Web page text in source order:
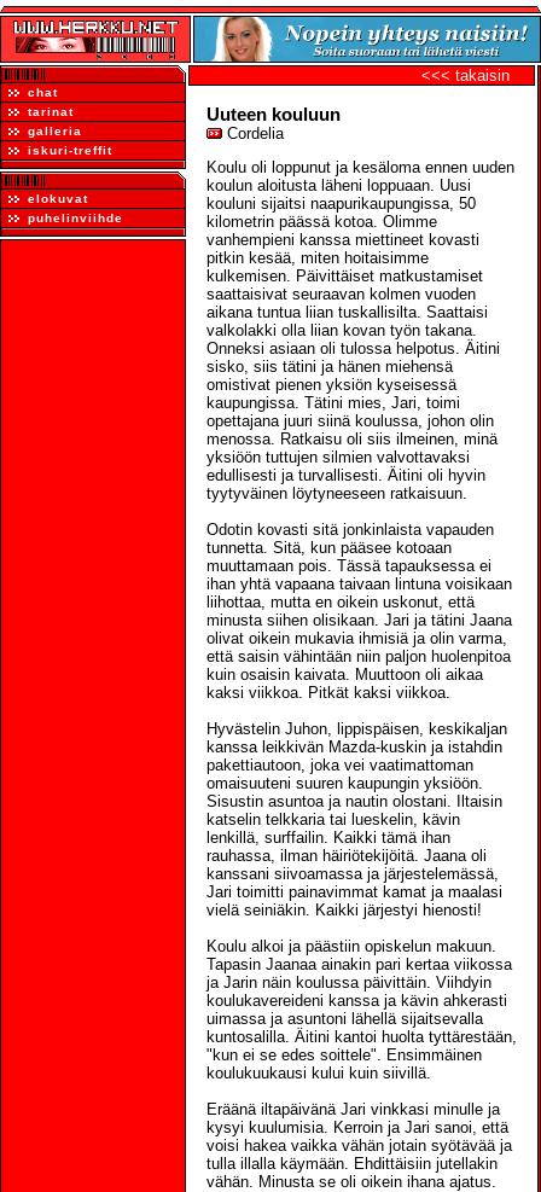
chat
tarinat
galleria
iskuri-treffit
elokuvat
puhelinviihde
<<< takaisin
Uuteen kouluun
Cordelia
Koulu oli loppunut ja kesäloma ennen uuden
koulun aloitusta läheni loppuaan. Uusi
kouluni sijaitsi naapurikaupungissa, 50
kilometrin päässä kotoa. Olimme
vanhempieni kanssa miettineet kovasti
pitkin kesää, miten hoitaisimme
kulkemisen. Päivittäiset matkustamiset
saattaisivat seuraavan kolmen vuoden
aikana tuntua liian tuskallisilta. Saattaisi
valkolakki olla liian kovan työn takana.
Onneksi asiaan oli tulossa helpotus. Äitini
sisko, siis tätini ja hänen miehensä
omistivat pienen yksiön kyseisessä
kaupungissa. Tätini mies, Jari, toimi
opettajana juuri siinä koulussa, johon olin
menossa. Ratkaisu oli siis ilmeinen, minä
yksiöön tuttujen silmien valvottavaksi
edullisesti ja turvallisesti. Äitini oli hyvin
tyytyväinen löytyneeseen ratkaisuun.
Odotin kovasti sitä jonkinlaista vapauden
tunnetta. Sitä, kun pääsee kotoaan
muuttamaan pois. Tässä tapauksessa ei
ihan yhtä vapaana taivaan lintuna voisikaan
liihottaa, mutta en oikein uskonut, että
minusta siihen olisikaan. Jari ja tätini Jaana
olivat oikein mukavia ihmisiä ja olin varma,
että saisin vähintään niin paljon huolenpitoa
kuin osaisin kaivata. Muuttoon oli aikaa
kaksi viikkoa. Pitkät kaksi viikkoa.
Hyvästelin Juhon, lippispäisen, keskikaljan
kanssa leikkivän Mazda-kuskin ja istahdin
pakettiautoon, joka vei vaatimattoman
omaisuuteni suuren kaupungin yksiöön.
Sisustin asuntoa ja nautin olostani. Iltaisin
katselin telkkaria tai lueskelin, kävin
lenkillä, surffailin. Kaikki tämä ihan
rauhassa, ilman häiriötekijöitä. Jaana oli
kanssani siivoamassa ja järjestelemässä,
Jari toimitti painavimmat kamat ja maalasi
vielä seiniäkin. Kaikki järjestyi hienosti!
Koulu alkoi ja päästiin opiskelun makuun.
Tapasin Jaanaa ainakin pari kertaa viikossa
ja Jarin näin koulussa päivittäin. Viihdyin
koulukavereideni kanssa ja kävin ahkerasti
uimassa ja asuntoni lähellä sijaitsevalla
kuntosalilla. Äitini kantoi huolta tyttärestään,
"kun ei se edes soittele". Ensimmäinen
koulukuukausi kului kuin siivillä.
Eräänä iltapäivänä Jari vinkkasi minulle ja
kysyi kuulumisia. Kerroin ja Jari sanoi, että
voisi hakea vaikka vähän jotain syötävää ja
tulla illalla käymään. Ehdittäisiin jutellakin
vähän. Minusta se oli oikein ihana ajatus.